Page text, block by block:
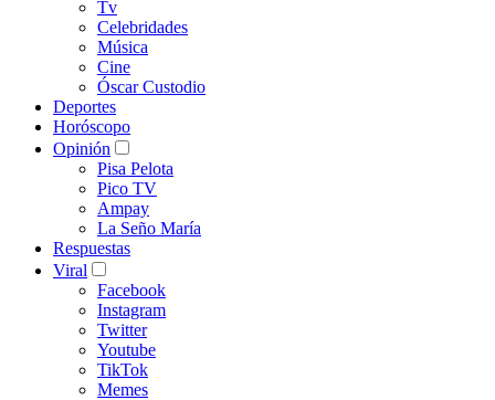
Tv
Celebridades
Música
Cine
Óscar Custodio
Deportes
Horóscopo
Opinión
Pisa Pelota
Pico TV
Ampay
La Seño María
Respuestas
Viral
Facebook
Instagram
Twitter
Youtube
TikTok
Memes